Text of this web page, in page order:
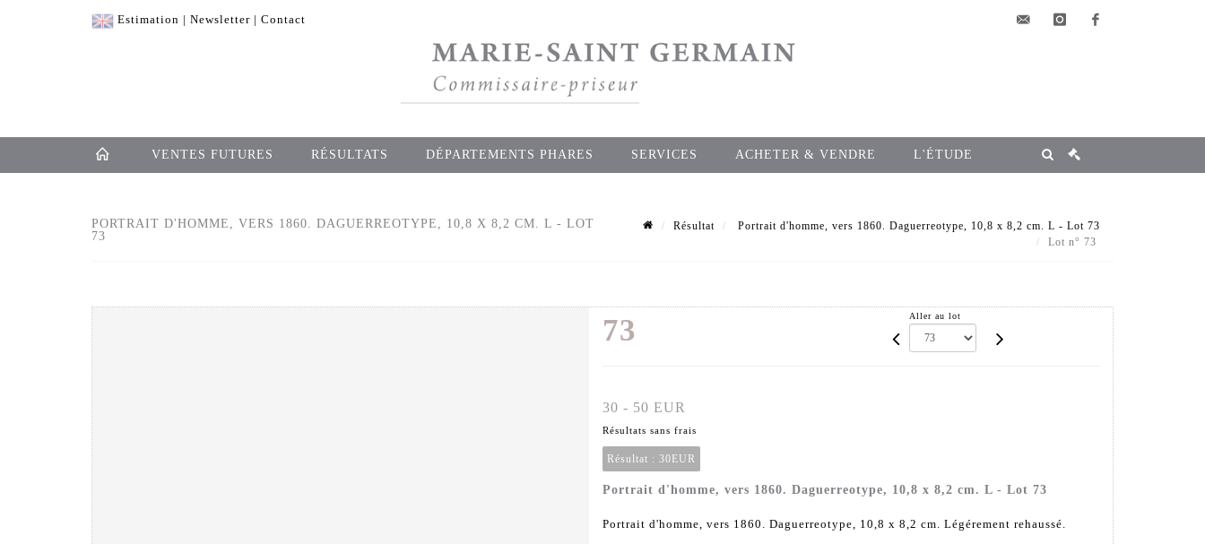
Estimation | Newsletter | Contact
VENTES FUTURES RÉSULTATS DÉPARTEMENTS PHARES SERVICES ACHETER & VENDRE L'ÉTUDE
PORTRAIT D'HOMME, VERS 1860. DAGUERREOTYPE, 10,8 X 8,2 CM. L - LOT
73
Résultat
Portrait d'homme, vers 1860. Daguerreotype, 10,8 x 8,2 cm. L - Lot 73
Lot n° 73
73 Aller au lot
30 - 50 EUR
Résultats sans frais
Résultat : 30EUR
Portrait d'homme, vers 1860. Daguerreotype, 10,8 x 8,2 cm. L - Lot 73
Portrait d'homme, vers 1860. Daguerreotype, 10,8 x 8,2 cm. Légérement rehaussé.